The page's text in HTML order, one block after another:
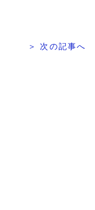
＞ 次の記事へ